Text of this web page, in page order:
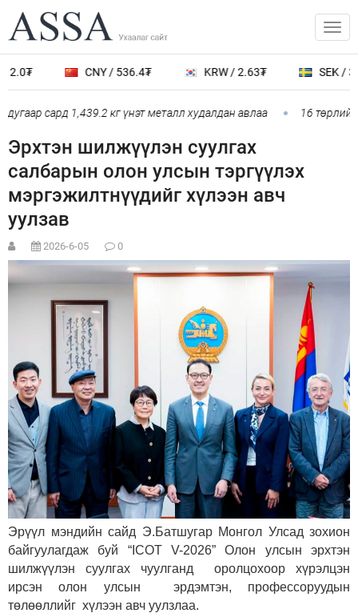
CNY / 536.4₮ KRW / 2.63₮ SEK /
сард 1,439.2 кг үнэт металл худалдан авлаа 16 төрлийн
Эрхтэн шилжүүлэн суулгах
салбарын олон улсын тэргүүлэх
мэргэжилтнүүдийг хүлээн авч
уулзав
2026-6-05 0
Эрүүл мэндийн сайд Э.Батшугар Монгол Улсад зохион
байгуулагдаж буй “ICOT V-2026” Олон улсын эрхтэн
шилжүүлэн суулгах чуулганд оролцохоор хүрэлцэн
ирсэн олон улсын эрдэмтэн, профессоруудын
төлөөллийг хүлээн авч уулзлаа.